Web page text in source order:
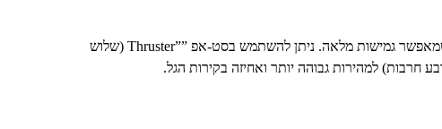
גמישות מלאה. ניתן להשתמש בסט-אפ ”Thruster” (שלוש
חרבות) למהירות גבוהה יותר ואחיזה בקירות הגל.